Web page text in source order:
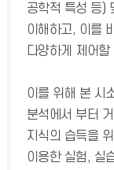
공학적 특성 등)
이해하고, 이를
다양하게 제어
이를 위해 본 시
분석에서 부터
지식의 습득을
이용한 실험, 실